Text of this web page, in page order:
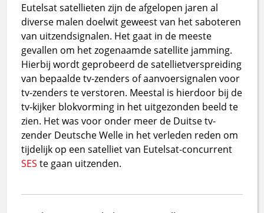
Eutelsat satellieten zijn de afgelopen jaren al
diverse malen doelwit geweest van het saboteren
van uitzendsignalen. Het gaat in de meeste
gevallen om het zogenaamde satellite jamming.
Hierbij wordt geprobeerd de satellietverspreiding
van bepaalde tv-zenders of aanvoersignalen voor
tv-zenders te verstoren. Meestal is hierdoor bij de
tv-kijker blokvorming in het uitgezonden beeld te
zien. Het was voor onder meer de Duitse tv-
zender Deutsche Welle in het verleden reden om
tijdelijk op een satelliet van Eutelsat-concurrent
SES te gaan uitzenden.